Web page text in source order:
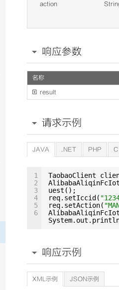
action
响应参数
名称
 result
请求示例
JAVA .NET PHP
1
2
3
4
5
6
TaobaoClient
uest();
req.setIccid(
req.setAction(
响应示例
XML示例 JSON示例